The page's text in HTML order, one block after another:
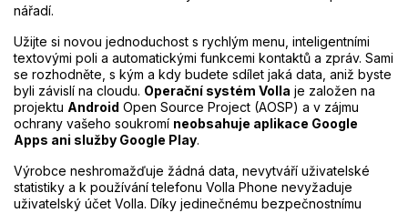
nářadí.
Užijte si novou jednoduchost s rychlým menu, inteligentními
textovými poli a automatickými funkcemi kontaktů a zpráv. Sami
se rozhodněte, s kým a kdy budete sdílet jaká data, aniž byste
byli závislí na cloudu. Operační systém Volla je založen na
projektu Android Open Source Project (AOSP) a v zájmu
ochrany vašeho soukromí neobsahuje aplikace Google
Apps ani služby Google Play.
Výrobce neshromažďuje žádná data, nevytváří uživatelské
statistiky a k používání telefonu Volla Phone nevyžaduje
uživatelský účet Volla. Díky jedinečnému bezpečnostnímu